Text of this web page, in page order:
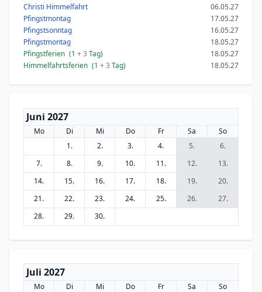
Christi Himmelfahrt
06.05.27
Pfingstmontag
17.05.27
Pfingstsonntag
16.05.27
Pfingstmontag
18.05.27
Pfingstferien (1 + 3 Tag)
18.05.27
Himmelfahrtsferien (1 + 3 Tag) 18.05.27
Juni 2027
Mo Di Mi Do Fr Sa
So
1.
2. 3. 4. 5.
6.
7.
8. 9. 10. 11. 12.
13.
14.
15. 16. 17. 18. 19.
20.
21.
22. 23. 24. 25. 26.
27.
28.
29. 30.
Juli 2027
Mo Di Mi Do Fr Sa
So